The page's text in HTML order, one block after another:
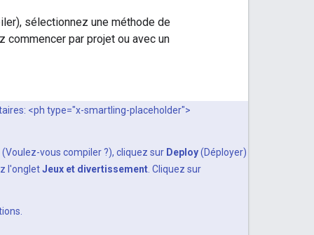
sélectionnez une méthode de
commencer par projet ou avec un
<ph type="x-smartling-placeholder">
(Voulez-vous compiler ?), cliquez sur Deploy(Déployer)
l'ongletJeux et divertissement . Cliquez sur